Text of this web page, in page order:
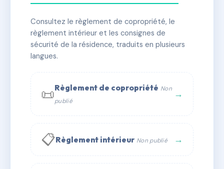
✓ Immatriculée 🏠 46 lots 🏗 1 bâtiment(s)
📞 Contacter Syndic Digital
Consultez le règlement de copropriété, le
règlement intérieur et les consignes de
sécurité de la résidence, traduits en plusieurs
langues.
📜Règlement de copropriété Non
publié
→
📋Règlement intérieur Non publié →